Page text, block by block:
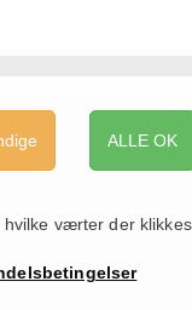
ALLE OK
værter der klikkes